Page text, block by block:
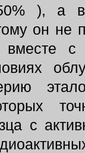
), а
он не
с
с